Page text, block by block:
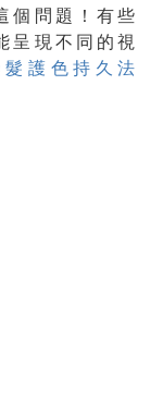
個問題！有些
呈現不同的視
護色持久法